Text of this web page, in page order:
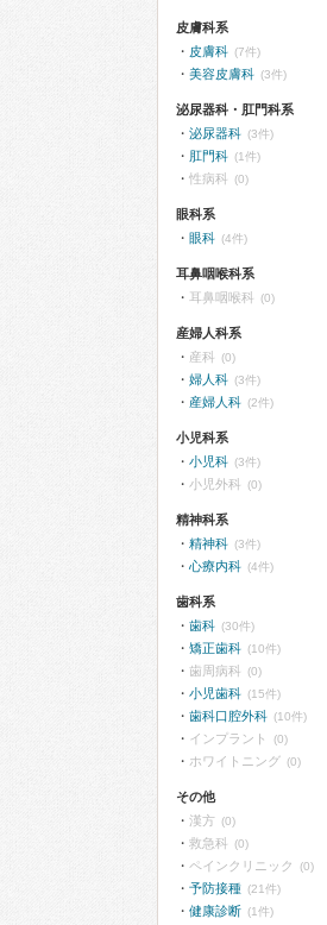
皮膚科系
皮膚科 (7件)
美容皮膚科 (3件)
泌尿器科・肛門科系
泌尿器科 (3件)
肛門科 (1件)
性病科 (0)
眼科系
眼科 (4件)
耳鼻咽喉科系
耳鼻咽喉科 (0)
産婦人科系
産科 (0)
婦人科 (3件)
産婦人科 (2件)
小児科系
小児科 (3件)
小児外科 (0)
精神科系
精神科 (3件)
心療内科 (4件)
歯科系
歯科 (30件)
矯正歯科 (10件)
歯周病科 (0)
小児歯科 (15件)
歯科口腔外科 (10件)
インプラント (0)
ホワイトニング (0)
その他
漢方 (0)
救急科 (0)
ペインクリニック (0)
予防接種 (21件)
健康診断 (1件)